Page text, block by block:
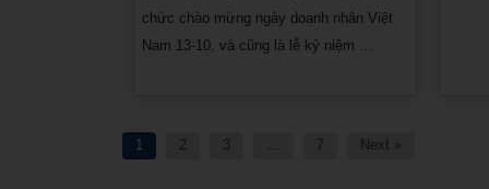
chức chào mừng ngày doanh nhân Việt
Nam 13-10, và cũng là lễ kỷ niệm …
Phân
1 2 3 … 7 Next »